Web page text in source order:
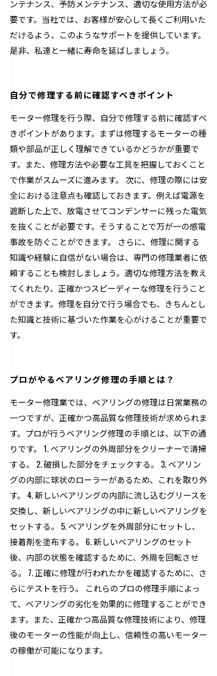
ンテナンス、予防メンテナンス、適切な使用方法が必
要です。当社では、お客様が安心して長くご利用いた
だけるよう、このようなサポートを提供しています。
是非、私達と一緒に寿命を延ばしましょう。
自分で修理する前に確認すべきポイント
モーター修理を行う際、自分で修理する前に確認すべ
きポイントがあります。まずは修理するモーターの種
類や部品が正しく理解できているかどうかが重要で
す。また、修理方法や必要な工具を把握しておくこと
で作業がスムーズに進みます。 次に、修理の際には安
全における注意点も確認しておきます。例えば電源を
遮断した上で、放電させてコンデンサーに残った電気
を抜くことが必要です。そうすることで万が一の感電
事故を防ぐことができます。 さらに、修理に関する
知識や経験に自信がない場合は、専門の修理業者に依
頼することも検討しましょう。適切な修理方法を教え
てくれたり、正確かつスピーディーな修理を行うこと
ができます。修理を自分で行う場合でも、きちんとし
た知識と技術に基づいた作業を心がけることが重要で
す。
プロがやるベアリング修理の手順とは？
モーター修理業では、ベアリングの修理は日常業務の
一つですが、正確かつ高品質な修理技術が求められま
す。プロが行うベアリング修理の手順とは、以下の通
りです。 1. ベアリングの外周部分をクリーナーで清掃
する。 2. 破損した部分をチェックする。 3. ベアリン
グの内部に球状のローラーがあるため、これを取り外
す。 4. 新しいベアリングの内部に流し込むグリースを
交換し、新しいベアリングの中に新しいベアリングを
セットする。 5. ベアリングを外周部分にセットし、
接着剤を塗布する。 6. 新しいベアリングのセット
後、内部の状態を確認するために、外周を回転させ
る。 7. 正確に修理が行われたかを確認するために、さ
らにテストを行う。 これらのプロの修理手順によっ
て、ベアリングの劣化を効果的に修理することができ
ます。また、正確かつ高品質な修理技術により、修理
後のモーターの性能が向上し、信頼性の高いモーター
の稼働が可能になります。